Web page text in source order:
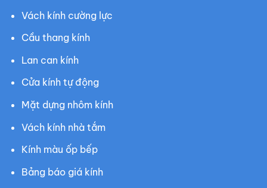
Vách kính cường lực
Cầu thang kính
Lan can kính
Cửa kính tự động
Mặt dựng nhôm kính
Vách kính nhà tắm
Kính màu ốp bếp
Bảng báo giá kính